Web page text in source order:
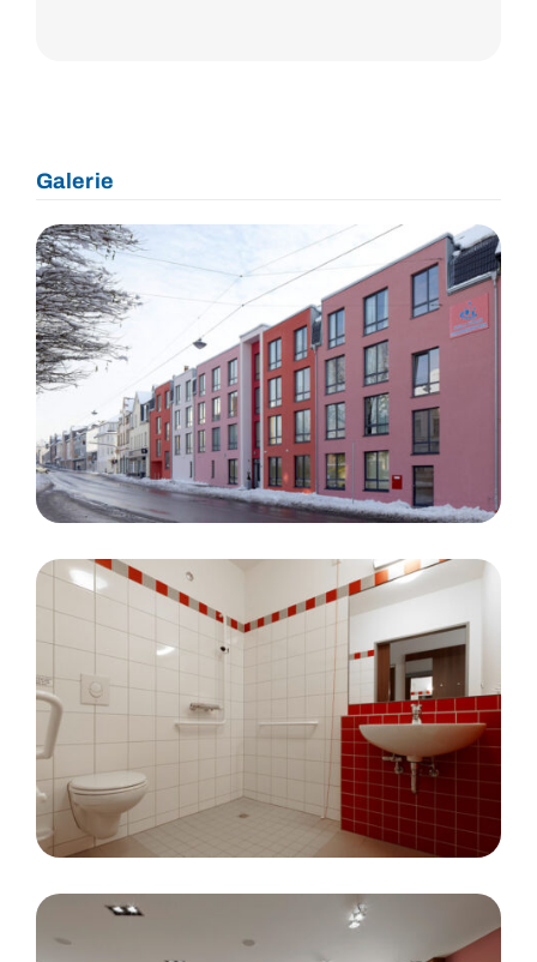
Galerie